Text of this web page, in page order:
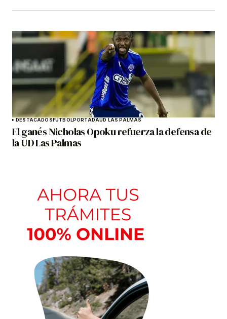
DESTACADOSFÚTBOLPORTADAUD LAS PALMAS
El ganés Nicholas Opoku refuerza la defensa de
la UD Las Palmas